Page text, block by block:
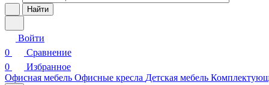
Найти
Войти
0
Сравнение
0
Избранное
Офисная мебель Офисные кресла Детская мебель